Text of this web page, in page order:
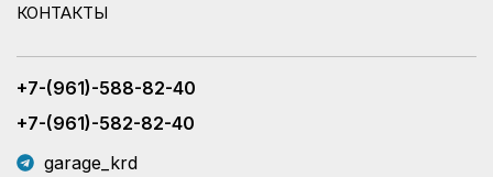
КОНТАКТЫ
+7-(961)-588-82-40
+7-(961)-582-82-40
garage_krd